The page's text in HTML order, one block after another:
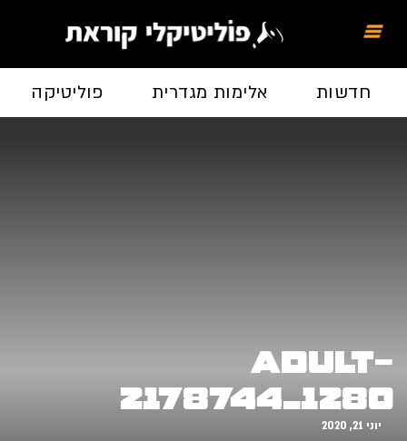
חדשות אלימות מגדרית פוליטיקה
adult-
2178744_1280
יוני 21, 2020